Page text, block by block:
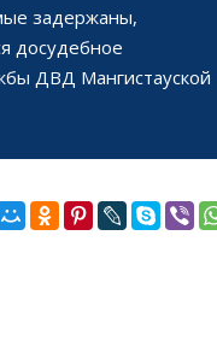
задержаны,
досудебное
ДВД Мангистауской